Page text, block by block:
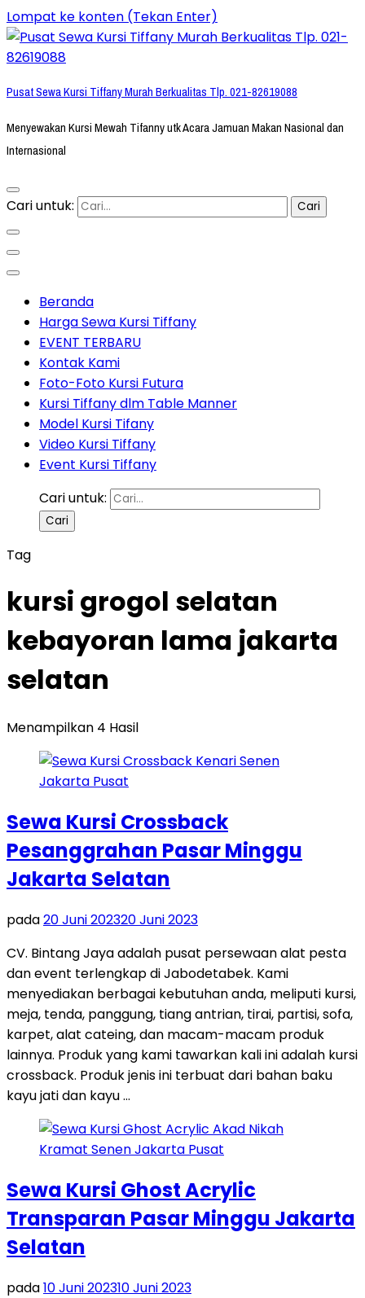
Lompat ke konten (Tekan Enter)
Pusat Sewa Kursi Tiffany Murah Berkualitas Tlp. 021-82619088
Menyewakan Kursi Mewah Tifanny utk Acara Jamuan Makan Nasional dan
Internasional
Cari untuk:
Beranda
Harga Sewa Kursi Tiffany
EVENT TERBARU
Kontak Kami
Foto-Foto Kursi Futura
Kursi Tiffany dlm Table Manner
Model Kursi Tifany
Video Kursi Tiffany
Event Kursi Tiffany
Cari untuk:
Tag
kursi grogol selatan
kebayoran lama jakarta
selatan
Menampilkan 4 Hasil
Sewa Kursi Crossback
Pesanggrahan Pasar Minggu
Jakarta Selatan
pada20 Juni 202320 Juni 2023
CV. Bintang Jaya adalah pusat persewaan alat pesta
dan event terlengkap di Jabodetabek. Kami
menyediakan berbagai kebutuhan anda, meliputi kursi,
meja, tenda, panggung, tiang antrian, tirai, partisi, sofa,
karpet, alat cateing, dan macam-macam produk
lainnya. Produk yang kami tawarkan kali ini adalah kursi
crossback. Produk jenis ini terbuat dari bahan baku
kayu jati dan kayu …
Sewa Kursi Ghost Acrylic
Transparan Pasar Minggu Jakarta
Selatan
pada10 Juni 202310 Juni 2023